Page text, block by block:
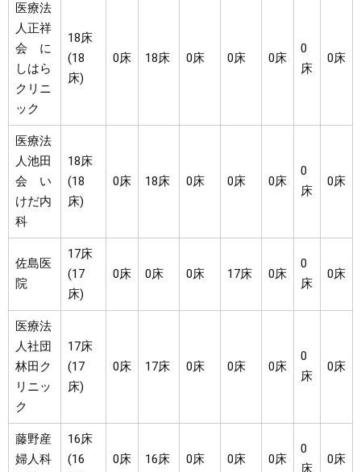
医療法
人正祥
会 に
しはら
クリニ
ック
18床
(18
床)
0床 18床 0床 0床 0床
0
床
0床
医療法
人池田
会 い
けだ内
科
18床
(18
床)
0床 18床 0床 0床 0床
0
床
0床
佐島医
院
17床
(17
床)
0床 0床 0床 17床 0床
0
床
0床
医療法
人社団
林田ク
リニッ
ク
17床
(17
床)
0床 17床 0床 0床 0床
0
床
0床
藤野産
婦人科
16床
(16
0床 16床 0床 0床 0床
0
床
0床